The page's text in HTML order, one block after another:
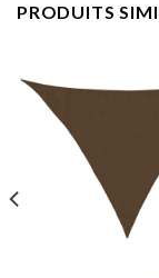
PRODUITS